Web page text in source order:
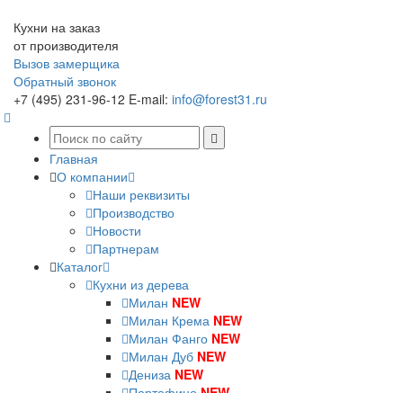
Кухни на заказ
от производителя
Вызов замерщика
Обратный звонок
+7 (495) 231-96-12 E-mail: info@forest31.ru
Главная
О компании
Наши реквизиты
Производство
Новости
Партнерам
Каталог
Кухни из дерева
Милан NEW
Милан Крема NEW
Милан Фанго NEW
Милан Дуб NEW
Дениза NEW